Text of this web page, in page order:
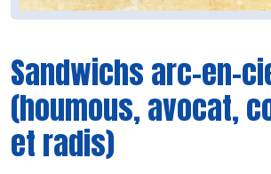
Sandwichs arc-en-
(houmous, avocat,
et radis)